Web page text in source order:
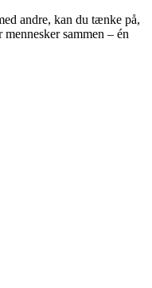
andre, kan du tænke på,
sammen – én